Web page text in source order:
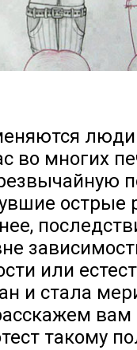
люди
во многих
острые
или
и стала
вам
такому